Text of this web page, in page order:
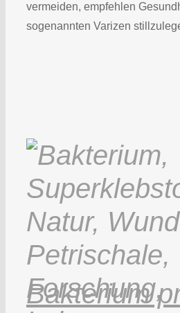
vermeiden, empfehlen
sogenannten Varizen
Bakterium